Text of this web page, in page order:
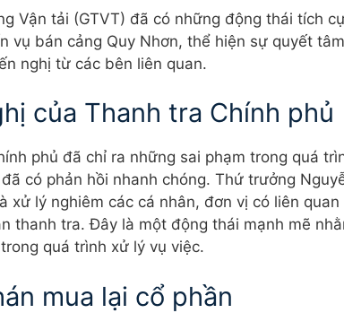
Vận tải (GTVT) đã có những động thái tích
vụ bán cảng Quy Nhơn, thể hiện sự quyết
nghị từ các bên liên quan.
của Thanh tra Chính phủ
phủ đã chỉ ra những sai phạm trong quá
đã có phản hồi nhanh chóng. Thứ trưởng
xử lý nghiêm các cá nhân, đơn vị có liên
thanh tra. Đây là một động thái mạnh mẽ
quá trình xử lý vụ việc.
mua lại cổ phần